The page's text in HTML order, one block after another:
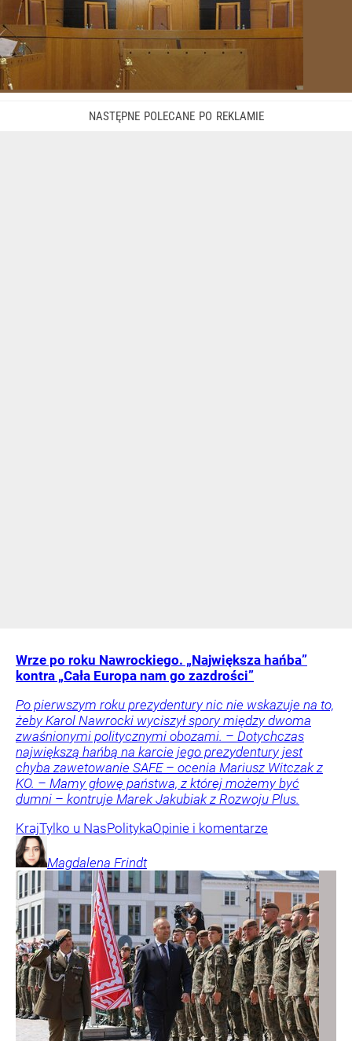
Wrze po roku Nawrockiego. „Największa hańba”
kontra „Cała Europa nam go zazdrości”
Po pierwszym roku prezydentury nic nie wskazuje na to,
żeby Karol Nawrocki wyciszył spory między dwoma
zwaśnionymi politycznymi obozami. – Dotychczas
największą hańbą na karcie jego prezydentury jest
chyba zawetowanie SAFE – ocenia Mariusz Witczak z
KO. – Mamy głowę państwa, z której możemy być
dumni – kontruje Marek Jakubiak z Rozwoju Plus.
KrajTylko u NasPolitykaOpinie i komentarze
Magdalena Frindt